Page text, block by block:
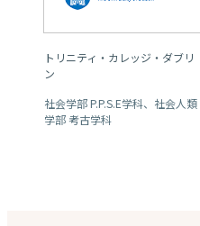
トリニティ・カレッジ・ダブリ
ン
社会学部 P.P.S.E学科、社会人類
学部 考古学科